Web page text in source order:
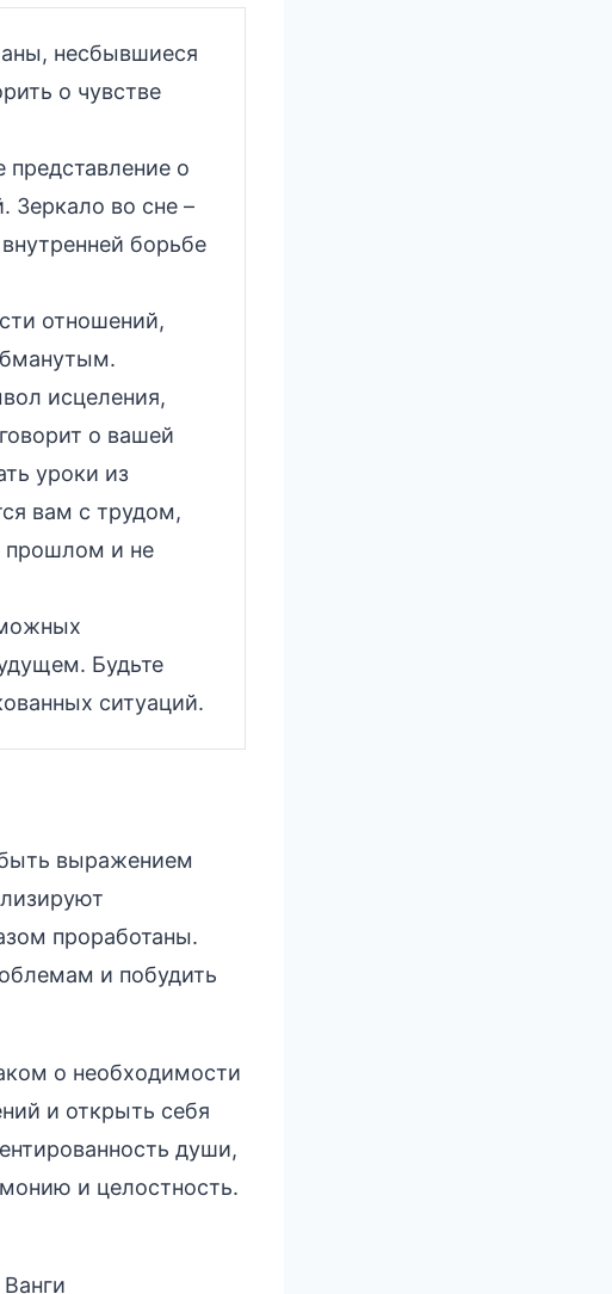
несбывшиеся
о чувстве
о
Зеркало во сне –
борьбе
отношений,
исцеления,
о вашей
уроки из
вам с трудом,
прошлом и не
Будьте
ситуаций.
выражением
проработаны.
и побудить
о необходимости
и открыть себя
души,
и целостность.